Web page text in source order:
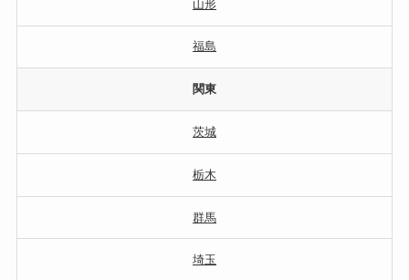
山形
福島
関東
茨城
栃木
群馬
埼玉